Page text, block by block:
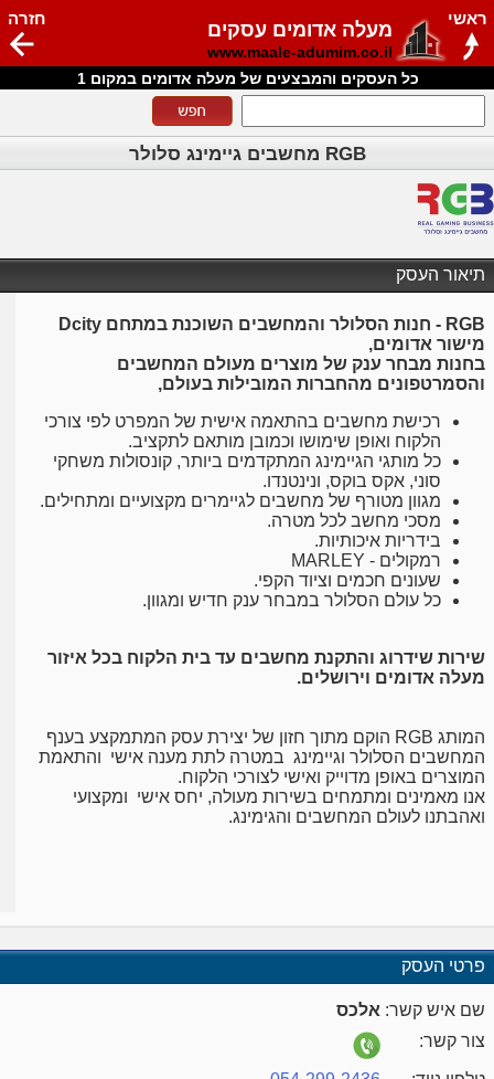
מעלה אדומים עסקים
www.maale-adumim.co.il
חזרה ראשי
כל העסקים והמבצעים של מעלה אדומים במקום 1
RGB מחשבים גיימינג סלולר
תיאור העסק
RGB - חנות הסלולר והמחשבים השוכנת במתחם Dcity
מישור אדומים,
בחנות מבחר ענק של מוצרים מעולם המחשבים
והסמרטפונים מהחברות המובילות בעולם,
רכישת מחשבים בהתאמה אישית של המפרט לפי צורכי
הלקוח ואופן שימושו וכמובן מותאם לתקציב.
כל מותגי הגיימינג המתקדמים ביותר, קונסולות משחקי
סוני, אקס בוקס, ונינטנדו.
מגוון מטורף של מחשבים לגיימרים מקצועיים ומתחילים.
מסכי מחשב לכל מטרה.
בידריות איכותיות.
רמקולים - MARLEY
שעונים חכמים וציוד הקפי.
כל עולם הסלולר במבחר ענק חדיש ומגוון.
שירות שידרוג והתקנת מחשבים עד בית הלקוח בכל איזור
מעלה אדומים וירושלים.
המותג RGB הוקם מתוך חזון של יצירת עסק המתמקצע בענף
המחשבים הסלולר וגיימינג במטרה לתת מענה אישי והתאמת
המוצרים באופן מדוייק ואישי לצורכי הלקוח.
אנו מאמינים ומתמחים בשירות מעולה, יחס אישי ומקצועי
ואהבתנו לעולם המחשבים והגימינג.
פרטי העסק
שם איש קשר: אלכס
צור קשר: